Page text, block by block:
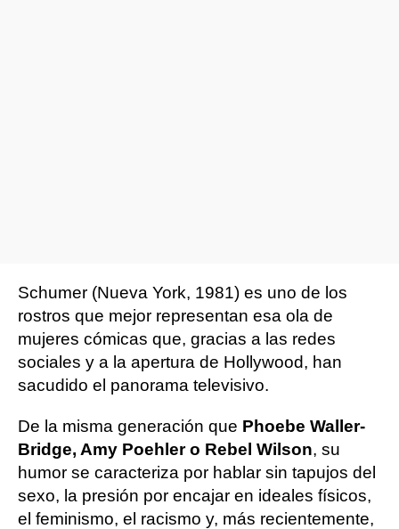
Schumer (Nueva York, 1981) es uno de los
rostros que mejor representan esa ola de
mujeres cómicas que, gracias a las redes
sociales y a la apertura de Hollywood, han
sacudido el panorama televisivo.
De la misma generación que Phoebe Waller-
Bridge, Amy Poehler o Rebel Wilson, su
humor se caracteriza por hablar sin tapujos del
sexo, la presión por encajar en ideales físicos,
el feminismo, el racismo y, más recientemente,